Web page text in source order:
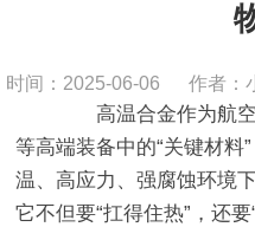
时间：2025-06-06 作者：
高温合金作为航空
等高端装备中的“关键材料
温、高应力、强腐蚀环境
它不但要“扛得住热”，还